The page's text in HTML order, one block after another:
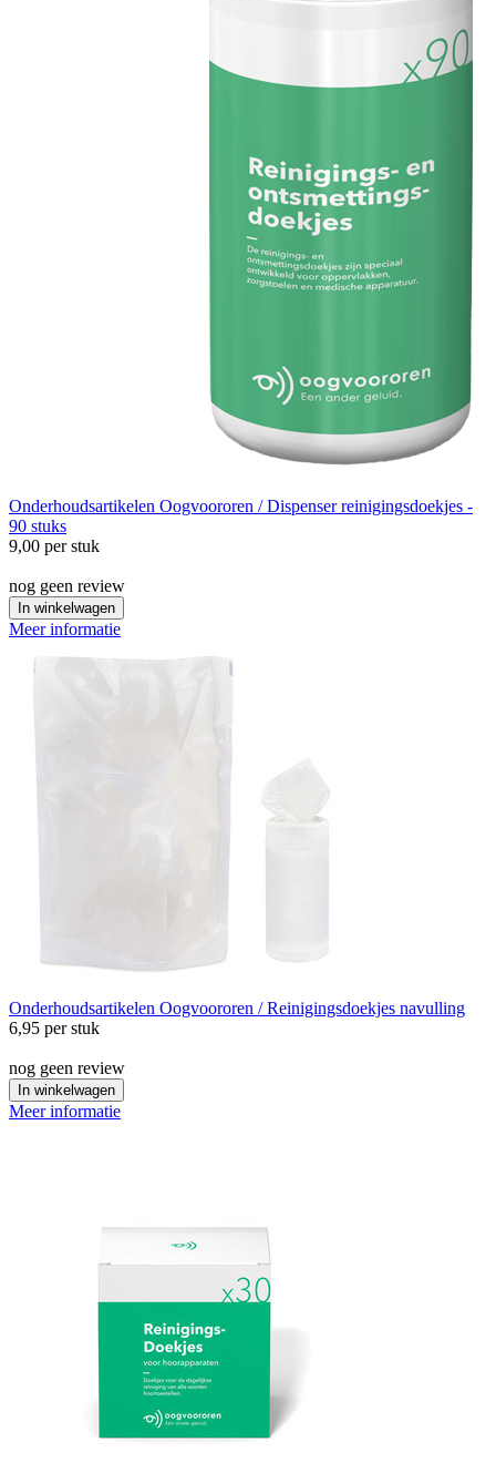
Onderhoudsartikelen Oogvoororen / Dispenser reinigingsdoekjes -
90 stuks
9,00 per stuk
nog geen review
In winkelwagen
Meer informatie
Onderhoudsartikelen Oogvoororen / Reinigingsdoekjes navulling
6,95 per stuk
nog geen review
In winkelwagen
Meer informatie